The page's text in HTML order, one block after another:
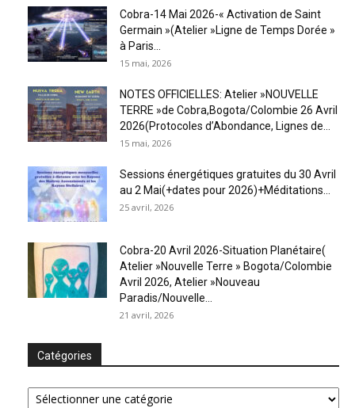
Cobra-14 Mai 2026-« Activation de Saint
Germain »(Atelier »Ligne de Temps Dorée »
à Paris...
15 mai, 2026
NOTES OFFICIELLES: Atelier »NOUVELLE
TERRE »de Cobra,Bogota/Colombie 26 Avril
2026(Protocoles d’Abondance, Lignes de...
15 mai, 2026
Sessions énergétiques gratuites du 30 Avril
au 2 Mai(+dates pour 2026)+Méditations...
25 avril, 2026
Cobra-20 Avril 2026-Situation Planétaire(
Atelier »Nouvelle Terre » Bogota/Colombie
Avril 2026, Atelier »Nouveau
Paradis/Nouvelle...
21 avril, 2026
Catégories
Catégories